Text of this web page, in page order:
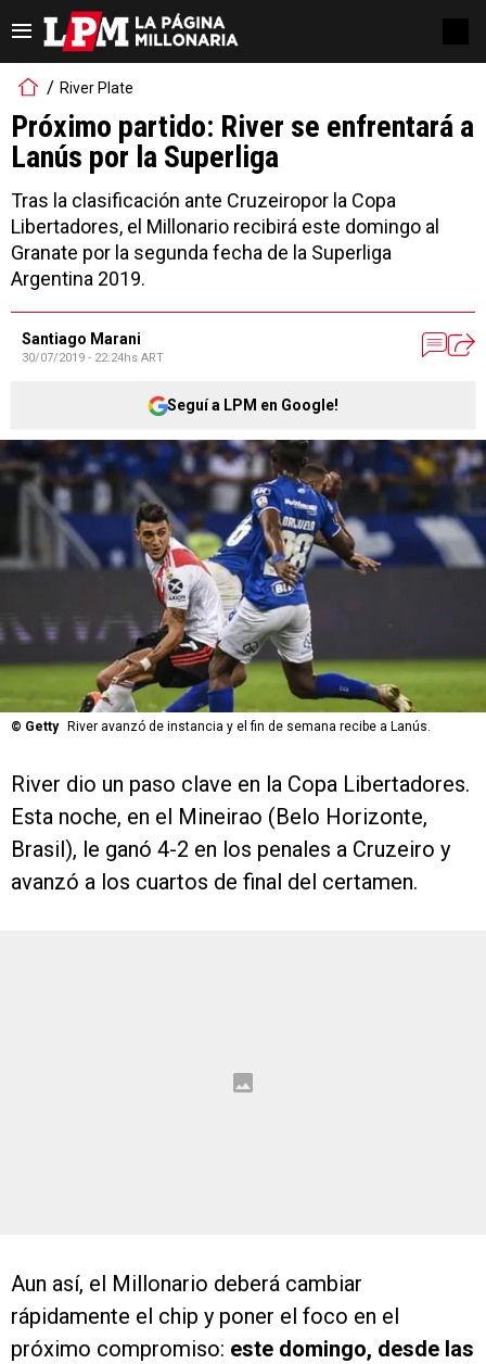
River Plate
Próximo partido: River se enfrentará a
Lanús por la Superliga
Tras la clasificación ante Cruzeiropor la Copa
Libertadores, el Millonario recibirá este domingo al
Granate por la segunda fecha de la Superliga
Argentina 2019.
Santiago Marani
30/07/2019 - 22:24hs ART
Seguí a LPM en Google!
© Getty River avanzó de instancia y el fin de semana recibe a Lanús.
River dio un paso clave en la Copa Libertadores.
Esta noche, en el Mineirao (Belo Horizonte,
Brasil), le ganó 4-2 en los penales a Cruzeiro y
avanzó a los cuartos de final del certamen.
Aun así, el Millonario deberá cambiar
rápidamente el chip y poner el foco en el
próximo compromiso: este domingo, desde las